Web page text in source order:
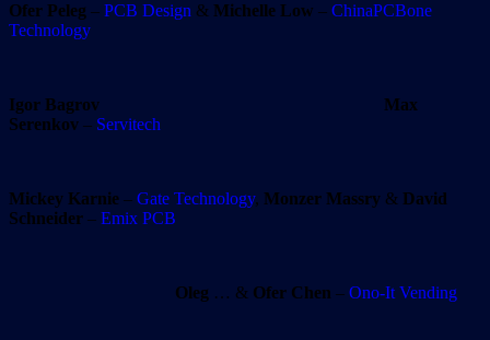
Ofer Peleg – PCB Design & Michelle Low – ChinaPCBone
Technology
Igor Bagrov
Max
Serenkov – Servitech
Mickey Karnie – Gate Technology, Monzer Massry & David
Schneider – Emix PCB
Oleg … & Ofer Chen – Ono-It Vending